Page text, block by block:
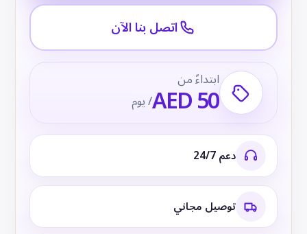
اتصل بنا الآن
ابتداءً من
AED 50/ يوم
دعم 24/7
توصيل مجاني